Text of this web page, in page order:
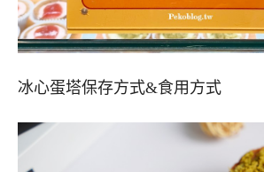
冰心蛋塔保存方式&食用方式